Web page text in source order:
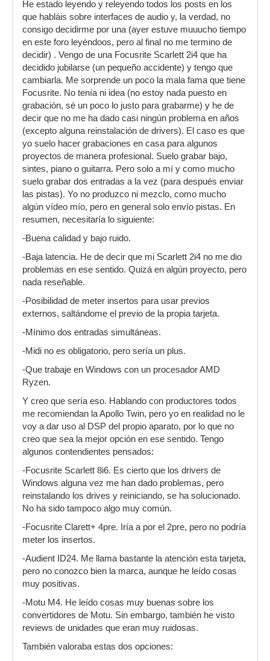
He estado leyendo y releyendo todos los posts en los
que habláis sobre interfaces de audio y, la verdad, no
consigo decidirme por una (ayer estuve muuucho tiempo
en este foro leyéndoos, pero al final no me termino de
decidir) . Vengo de una Focusrite Scarlett 2i4 que ha
decidido jubilarse (un pequeño accidente) y tengo que
cambiarla. Me sorprende un poco la mala fama que tiene
Focusrite. No tenía ni idea (no estoy nada puesto en
grabación, sé un poco lo justo para grabarme) y he de
decir que no me ha dado casi ningún problema en años
(excepto alguna reinstalación de drivers). El caso es que
yo suelo hacer grabaciones en casa para algunos
proyectos de manera profesional. Suelo grabar bajo,
sintes, piano o guitarra. Pero solo a mí y como mucho
suelo grabar dos entradas a la vez (para después enviar
las pistas). Yo no produzco ni mezclo, como mucho
algún vídeo mío, pero en general solo envío pistas. En
resumen, necesitaría lo siguiente:
-Buena calidad y bajo ruido.
-Baja latencia. He de decir que mi Scarlett 2i4 no me dio
problemas en ese sentido. Quizá en algún proyecto, pero
nada reseñable.
-Posibilidad de meter insertos para usar previos
externos, saltándome el previo de la propia tarjeta.
-Mínimo dos entradas simultáneas.
-Midi no es obligatorio, pero sería un plus.
-Que trabaje en Windows con un procesador AMD
Ryzen.
Y creo que sería eso. Hablando con productores todos
me recomiendan la Apollo Twin, pero yo en realidad no le
voy a dar uso al DSP del propio aparato, por lo que no
creo que sea la mejor opción en ese sentido. Tengo
algunos contendientes pensados:
-Focusrite Scarlett 8i6. Es cierto que los drivers de
Windows alguna vez me han dado problemas, pero
reinstalando los drives y reiniciando, se ha solucionado.
No ha sido tampoco algo muy común.
-Focusrite Clarett+ 4pre. Iría a por el 2pre, pero no podría
meter los insertos.
-Audient ID24. Me llama bastante la atención esta tarjeta,
pero no conozco bien la marca, aunque he leído cosas
muy positivas.
-Motu M4. He leído cosas muy buenas sobre los
convertidores de Motu. Sin embargo, también he visto
reviews de unidades que eran muy ruidosas.
También valoraba estas dos opciones: